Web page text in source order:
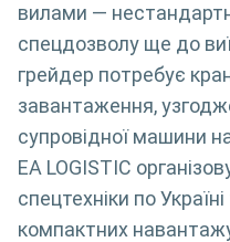
вилами —
спецдозволу ще до
грейдер потребує
завантаження,
супровідної машини
EA LOGISTIC
спецтехніки по
компактних